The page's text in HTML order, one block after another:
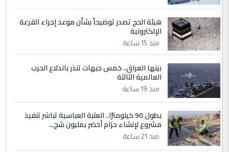
هيئة الحج تصدر توضيحاً بشأن موعد إجراء القرعة
الإلكترونية
منذ 15 ساعة
بينها العراق.. خمس جبهات تنذر باندلاع الحرب
العالمية الثالثة
منذ 19 ساعة
بطول 90 كيلومترًا.. العتبة العباسية تباشر تنفيذ
مشروع لإنشاء حزام أخضر بمليون شج...
منذ 21 ساعة